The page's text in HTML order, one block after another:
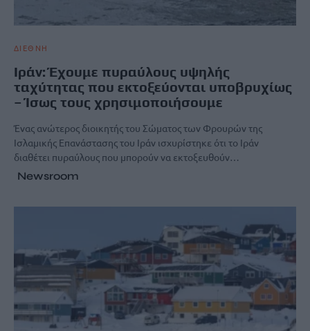
ΔΙΕΘΝΗ
Ιράν: Έχουμε πυραύλους υψηλής
ταχύτητας που εκτοξεύονται υποβρυχίως
– Ίσως τους χρησιμοποιήσουμε
Ένας ανώτερος διοικητής του Σώματος των Φρουρών της
Ισλαμικής Επανάστασης του Ιράν ισχυρίστηκε ότι το Ιράν
διαθέτει πυραύλους που μπορούν να εκτοξευθούν…
Newsroom